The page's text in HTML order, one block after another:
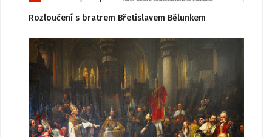
Rozloučení s bratrem Břetislavem Bělunkem